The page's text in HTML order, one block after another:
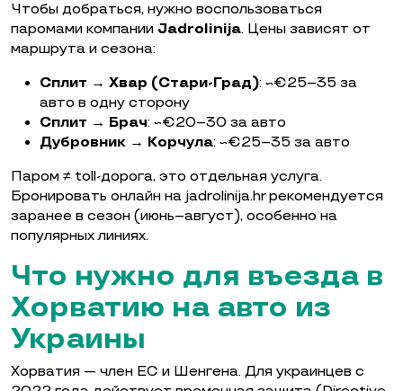
Чтобы добраться, нужно воспользоваться
паромами компании Jadrolinija. Цены зависят от
маршрута и сезона:
Сплит → Хвар (Стари-Град): ~€25–35 за
авто в одну сторону
Сплит → Брач: ~€20–30 за авто
Дубровник → Корчула: ~€25–35 за авто
Паром ≠ toll-дорога, это отдельная услуга.
Бронировать онлайн на jadrolinija.hr рекомендуется
заранее в сезон (июнь–август), особенно на
популярных линиях.
Что нужно для въезда в
Хорватию на авто из
Украины
Хорватия — член ЕС и Шенгена. Для украинцев с